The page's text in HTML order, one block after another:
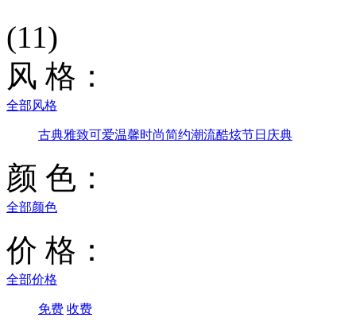
(11)
风 格：
全部风格
古典雅致可爱温馨时尚简约潮流酷炫节日庆典
颜 色：
全部颜色
价 格：
全部价格
免费 收费